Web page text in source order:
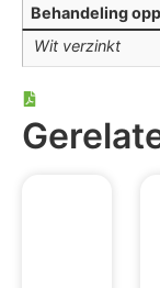
Behandeling
Wit verzinkt